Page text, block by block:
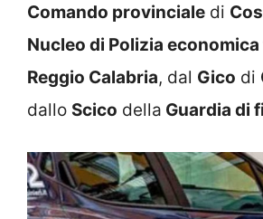
Comando provinciale di
Nucleo di Polizia
Reggio Calabria, dal Gico di
dallo Scico della Guardia di